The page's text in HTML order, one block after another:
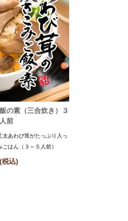
の素（三合炊き）３
前
あわび茸がたっぷり入っ
はん（３～５人前）
税込)